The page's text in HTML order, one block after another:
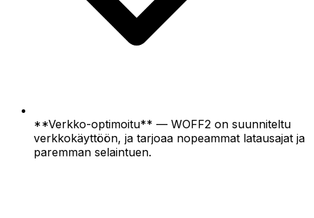
**Verkko-optimoitu** — WOFF2 on suunniteltu
verkkokäyttöön, ja tarjoaa nopeammat latausajat ja
paremman selaintuen.